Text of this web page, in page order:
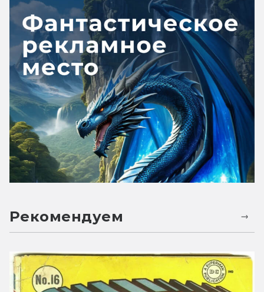
Рекомендуем